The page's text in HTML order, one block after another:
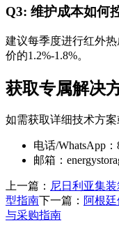
Q3: 维护成本如何
建议每季度进行红外
价的1.2%-1.8%。
获取专属解决
如需获取详细技术方
电话/WhatsApp：
邮箱：
上一篇： 尼日利亚集
型指南下一篇： 阿根
与采购指南